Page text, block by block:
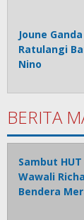
Joune
Ratulangi
Nino
BERITA
Sambut
Wawali
Bendera